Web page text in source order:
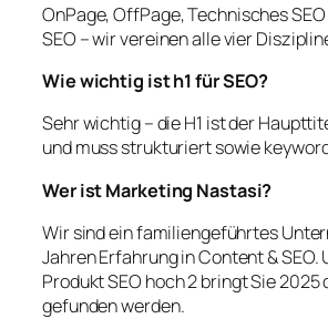
OnPage, OffPage, Technisches
SEO – wir vereinen alle vier
Wie wichtig ist h1 für SEO?
Sehr wichtig – die H1 ist der
und muss strukturiert sowie
Wer ist Marketing Nastasi?
Wir sind ein familiengeführtes
Jahren Erfahrung in Content & SEO.
Produkt SEO hoch 2 bringt Sie 2025
gefunden werden.